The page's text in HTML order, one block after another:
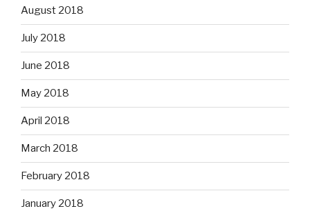
August 2018
July 2018
June 2018
May 2018
April 2018
March 2018
February 2018
January 2018